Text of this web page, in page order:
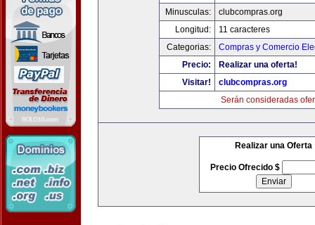
Minusculas:
clubcompras.org
Longitud:
11 caracteres
Categorias:
Compras y Comercio
Precio:
Realizar una oferta!
Visitar!
clubcompras.org
Serán consideradas
Realizar una Oferta
Precio Ofrecido $